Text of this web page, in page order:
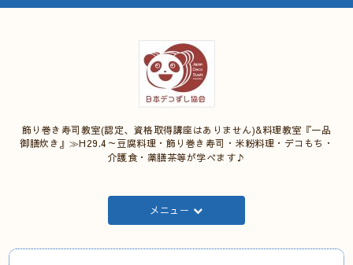
飾り巻き寿司教室(認定、資格取得講座はありません)&料理教室『一品
御膳炊き』≫H29.4～豆腐料理・飾り巻き寿司・米粉料理・デコもち・
介護食・薬膳茶等が学べます♪
メニュー